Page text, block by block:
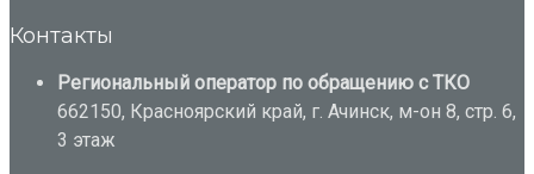
Контакты
Региональный оператор по обращению с ТКО
662150, Красноярский край, г. Ачинск, м-он 8, стр. 6,
3 этаж